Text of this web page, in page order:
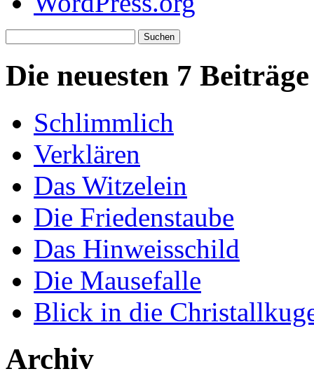
nach:
Die neuesten 7 Beiträge
Schlimmlich
Verklären
Das Witzelein
Die Friedenstaube
Das Hinweisschild
Die Mausefalle
Blick in die
Archiv